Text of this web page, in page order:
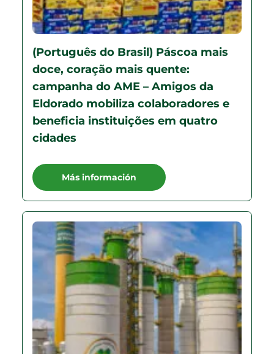
(Português do Brasil) Páscoa mais
doce, coração mais quente:
campanha do AME – Amigos da
Eldorado mobiliza colaboradores e
beneficia instituições em quatro
cidades
Más información